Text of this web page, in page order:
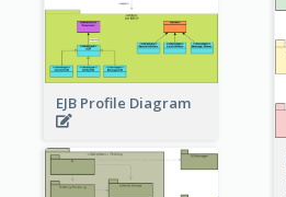
EJB Profile Diagram